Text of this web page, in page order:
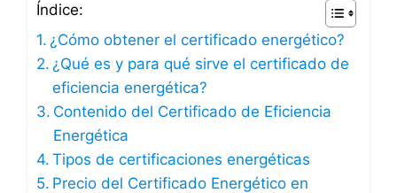
Índice:
¿Cómo obtener el certificado energético?
¿Qué es y para qué sirve el certificado de
eficiencia energética?
Contenido del Certificado de Eficiencia
Energética
Tipos de certificaciones energéticas
Precio del Certificado Energético en